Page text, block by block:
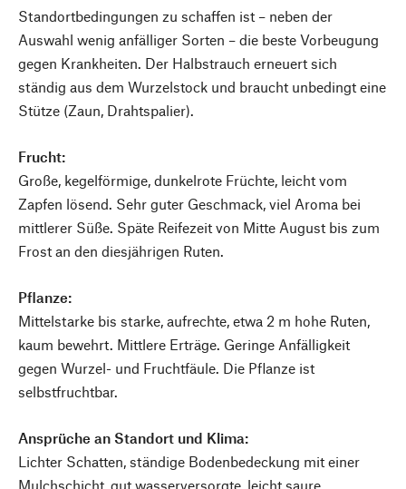
Standortbedingungen zu schaffen ist – neben der
Auswahl wenig anfälliger Sorten – die beste Vorbeugung
gegen Krankheiten. Der Halbstrauch erneuert sich
ständig aus dem Wurzelstock und braucht unbedingt eine
Stütze (Zaun, Drahtspalier).
Frucht:
Große, kegelförmige, dunkelrote Früchte, leicht vom
Zapfen lösend. Sehr guter Geschmack, viel Aroma bei
mittlerer Süße. Späte Reifezeit von Mitte August bis zum
Frost an den diesjährigen Ruten.
Pflanze:
Mittelstarke bis starke, aufrechte, etwa 2 m hohe Ruten,
kaum bewehrt. Mittlere Erträge. Geringe Anfälligkeit
gegen Wurzel- und Fruchtfäule. Die Pflanze ist
selbstfruchtbar.
Ansprüche an Standort und Klima:
Lichter Schatten, ständige Bodenbedeckung mit einer
Mulchschicht, gut wasserversorgte, leicht saure,